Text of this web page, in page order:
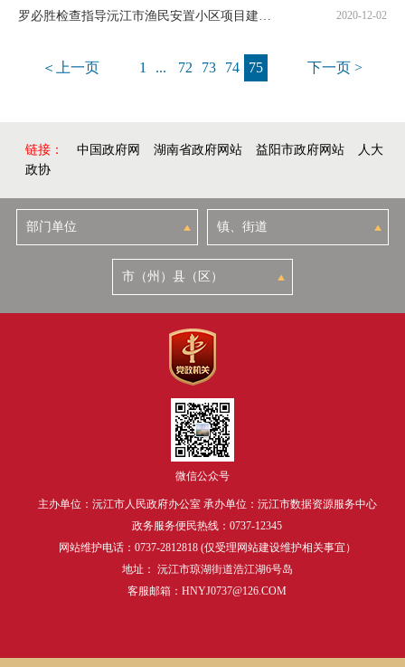
罗必胜检查指导沅江市渔民安置小区项目建设工作 2020-12-02
＜上一页 1 ... 72 73 74 75 下一页 >
链接： 中国政府网 湖南省政府网站 益阳市政府网站
人大
政协
微信公众号
主办单位：沅江市人民政府办公室 承办单位：沅江市数据资源服务中心
政务服务便民热线：0737-12345
网站维护电话：0737-2812818 (仅受理网站建设维护相关事宜）
地址： 沅江市琼湖街道浩江湖6号岛
客服邮箱：HNYJ0737@126.COM